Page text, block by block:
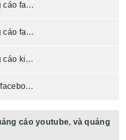
x 4 (03:34)
x 2 (02:47)
(03:31)
(03:51)
cáo youtube, và quảng